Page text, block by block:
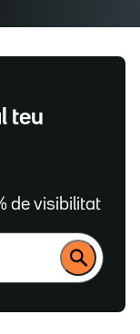
teu
de visibilitat